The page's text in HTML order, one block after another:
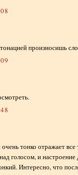
произносишь
тонко отражает все
голосом, и
Интересно, что